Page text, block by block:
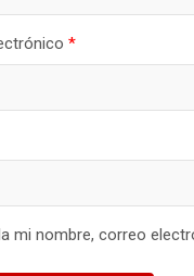
*
mi nombre, correo